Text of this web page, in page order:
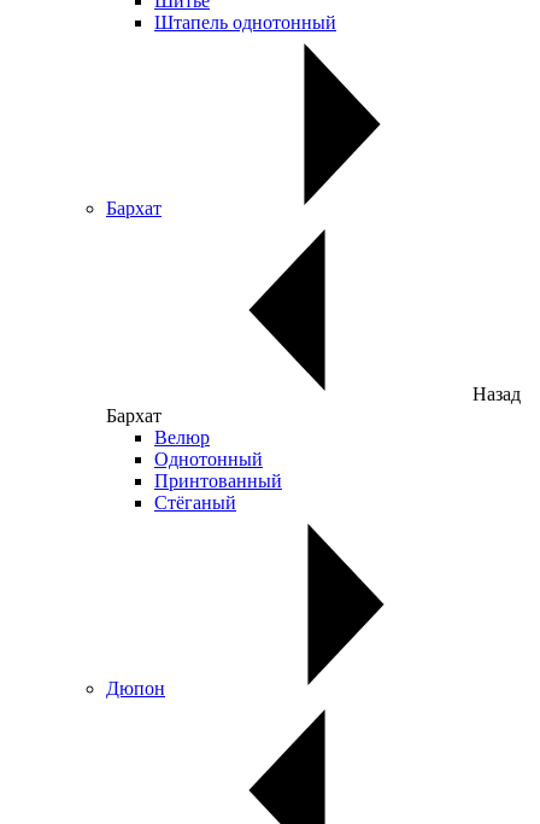
Штапель однотонный
Бархат
Назад
Бархат
Велюр
Однотонный
Принтованный
Стёганый
Дюпон